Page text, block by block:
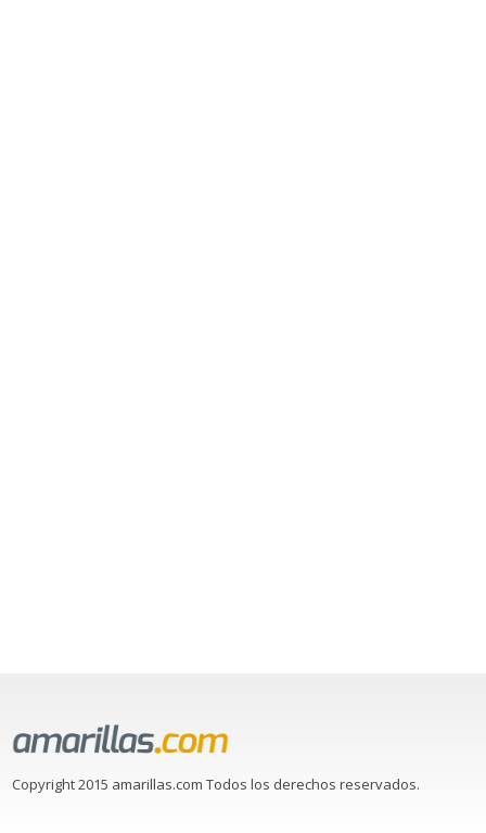
Copyright 2015 amarillas.com Todos los derechos reservados.